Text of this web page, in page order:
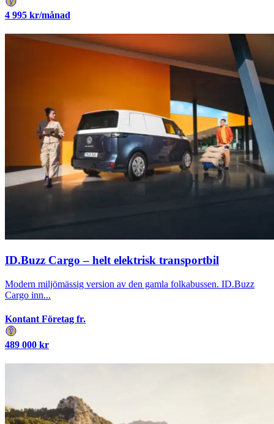
4 995 kr/månad
ID.Buzz Cargo – helt elektrisk transportbil
Modern miljömässig version av den gamla folkabussen. ID.Buzz
Cargo inn...
Kontant Företag fr.
489 000 kr